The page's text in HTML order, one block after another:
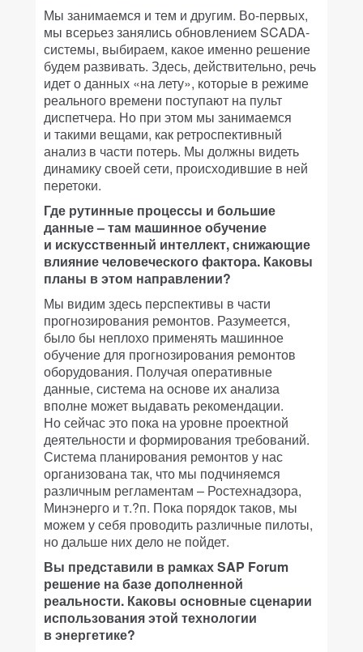
Мы занимаемся и тем и другим. Во-первых,
мы всерьез занялись обновлением SCADA-
системы, выбираем, какое именно решение
будем развивать. Здесь, действительно, речь
идет о данных «на лету», которые в режиме
реального времени поступают на пульт
диспетчера. Но при этом мы занимаемся
и такими вещами, как ретроспективный
анализ в части потерь. Мы должны видеть
динамику своей сети, происходившие в ней
перетоки.
Где рутинные процессы и большие
данные – там машинное обучение
и искусственный интеллект, снижающие
влияние человеческого фактора. Каковы
планы в этом направлении?
Мы видим здесь перспективы в части
прогнозирования ремонтов. Разумеется,
было бы неплохо применять машинное
обучение для прогнозирования ремонтов
оборудования. Получая оперативные
данные, система на основе их анализа
вполне может выдавать рекомендации.
Но сейчас это пока на уровне проектной
деятельности и формирования требований.
Система планирования ремонтов у нас
организована так, что мы подчиняемся
различным регламентам – Ростехнадзора,
Минэнерго и т.?п. Пока порядок таков, мы
можем у себя проводить различные пилоты,
но дальше них дело не пойдет.
Вы представили в рамках SAP Forum
решение на базе дополненной
реальности. Каковы основные сценарии
использования этой технологии
в энергетике?